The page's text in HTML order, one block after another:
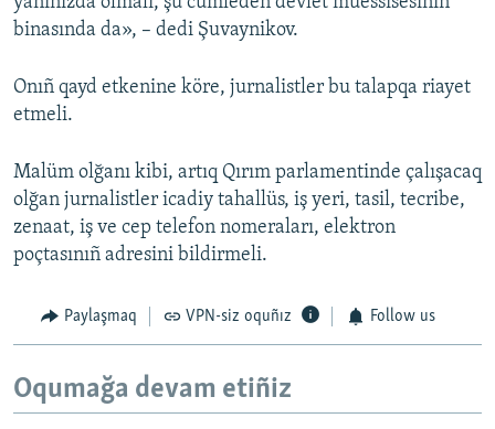
binasında da», – dedi Şuvaynikov.
Onıñ qayd etkenine köre, jurnalistler bu talapqa riayet
etmeli.
Malüm olğanı kibi, artıq Qırım parlamentinde çalışacaq
olğan jurnalistler icadiy tahallüs, iş yeri, tasil, tecribe,
zenaat, iş ve cep telefon nomeraları, elektron
poçtasınıñ adresini bildirmeli.
Paylaşmaq VPN-siz oquñız Follow us
Oqumağa devam etiñiz